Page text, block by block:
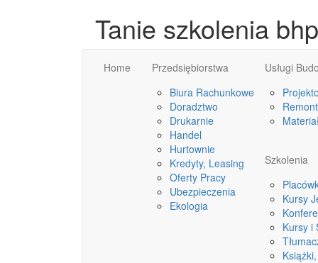
Tanie szkolenia
Home
Przedsiębiorstwa
Biura Rachunkowe
Doradztwo
Drukarnie
Handel
Hurtownie
Kredyty, Leasing
Oferty Pracy
Ubezpieczenia
Ekologia
Usługi
Szkolenia
Kursy
Kursy i